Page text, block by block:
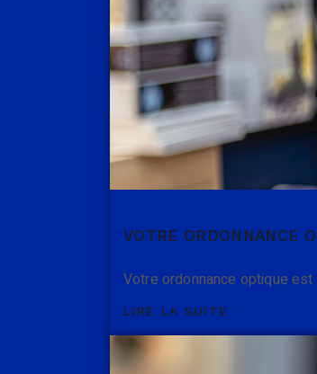
VOTRE ORDONNANCE
Votre ordonnance optique
LIRE LA SUITE